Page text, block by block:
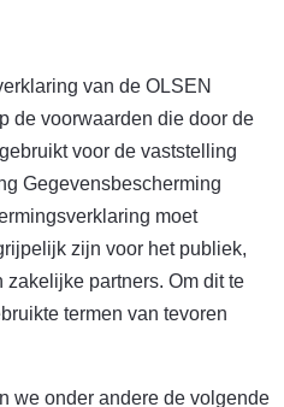
van de OLSEN
de voorwaarden die door de
voor de vaststelling
Gegevensbescherming
moet
zijn voor het publiek,
partners. Om dit te
termen van tevoren
we onder andere de volgende